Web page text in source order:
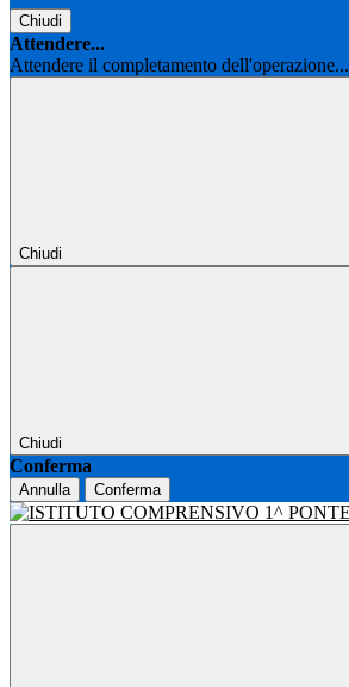
Chiudi
Attendere...
Attendere il completamento dell'operazione...
Chiudi
Chiudi
Conferma
Annulla Conferma